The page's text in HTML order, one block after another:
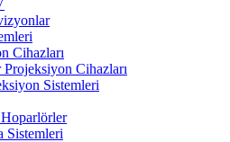
Cihazları
Projeksiyon Cihazları
Sistemleri
Sistemleri